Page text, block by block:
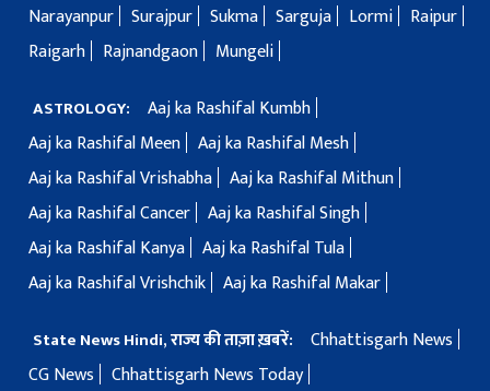
Narayanpur Surajpur Sukma Sarguja Lormi
Raipur
Raigarh
Rajnandgaon Mungeli
ASTROLOGY:
Aaj ka Rashifal Kumbh
Aaj ka Rashifal Meen Aaj ka Rashifal Mesh
Aaj ka Rashifal Vrishabha Aaj ka Rashifal Mithun
Aaj ka Rashifal Cancer Aaj ka Rashifal Singh
Aaj ka Rashifal Kanya Aaj ka Rashifal Tula
Aaj ka Rashifal Vrishchik Aaj ka Rashifal Makar
State News Hindi, राज्य की ताज़ा ख़बरें:
Chhattisgarh News
CG News
Chhattisgarh News Today